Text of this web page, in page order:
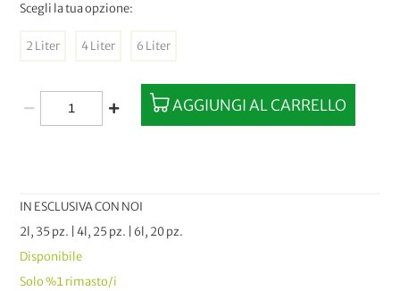
IN ESCLUSIVA CON NOI
2l, 35 pz. | 4l, 25 pz. | 6l, 20 pz.
Disponibile
Solo%1rimasto/i
Scegli la tua opzione:
2 Liter 4 Liter 6 Liter
AGGIUNGI AL CARRELLO